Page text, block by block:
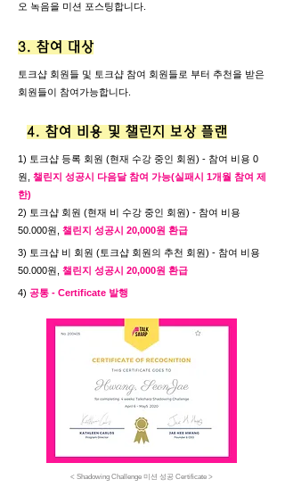
오 녹음을 미션 포스팅합니다.
3. 참여 대상
토크샵 회원들 및 토크샵 참여 회원들로 부터 추천을 받은
회원들이 참여가능합니다.
4. 참여 비용 및 챌린지 보상 플랜
1) 토크샵 등록 회원 (현재 수강 중인 회원) - 참여 비용 0
원, 챌린지 성공시 다음달 참여 가능(실패시 1개월 참여 제
한)
2) 토크샵 회원 (현재 비 수강 중인 회원) - 참여 비용
50.000원, 챌린지 성공시 20,000원 환급
3) 토크샵 비 회원 (토크샵 회원의 추천 회원) - 참여 비용
50.000원, 챌린지 성공시 20,000원 환급
4) 공통 - Certificate 발행
< Shadowing Challenge 미션 성공 Certificate >